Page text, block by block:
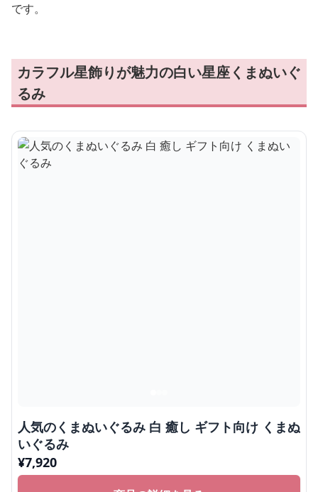
です。
カラフル星飾りが魅力の白い星座くまぬいぐ
るみ
人気のくまぬいぐるみ 白 癒し ギフト向け くまぬ
いぐるみ
¥7,920